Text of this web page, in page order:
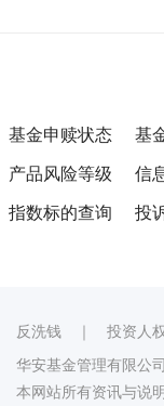
基金申赎状态
产品风险等级
指数标的查询
基
信
投
反洗钱 ｜ 投资人
华安基金管理有限公
本网站所有资讯与说